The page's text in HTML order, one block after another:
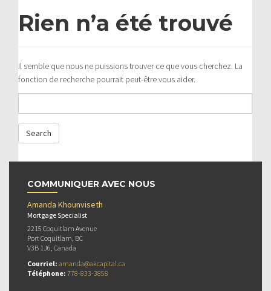
Rien n’a été trouvé
Il semble que nous ne puissions trouver ce que vous cherchez. La
fonction de recherche pourrait peut-être vous aider.
COMMUNIQUER AVEC NOUS
Amanda Khounviseth
Mortgage Specialist
2215 Coquitlam Avenue
Port Coquitlam, BC
V3B 1J6, Canada
Courriel: amanda@akcapital.ca
Téléphone: 778-833-3858